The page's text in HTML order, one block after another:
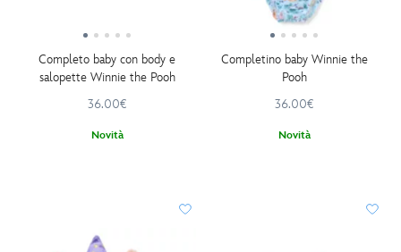
Completo baby con body e
salopette Winnie the Pooh
36.00€
Novità
Completino baby Winnie the
Pooh
36.00€
Novità